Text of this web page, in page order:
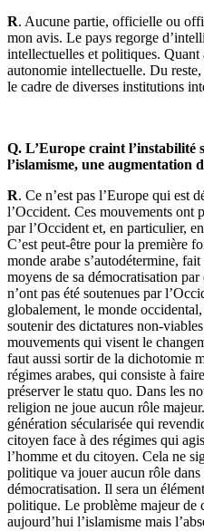
R. Aucune partie, officielle ou
mon avis. Le pays regorge
intellectuelles et politiques.
autonomie intellectuelle. Du
le cadre de diverses institutions
Q. L’Europe craint l’instabilité
l’islamisme, une augmentation
R. Ce n’est pas l’Europe qui est
l’Occident. Ces mouvements ont
par l’Occident et, en particulier,
C’est peut-être pour la première
monde arabe s’autodétermine,
moyens de sa démocratisation
n’ont pas été soutenues par
globalement, le monde
soutenir des dictatures non-
mouvements qui visent le
faut aussi sortir de la dichotomie
régimes arabes, qui consiste à
préserver le statu quo. Dans les
religion ne joue aucun rôle
génération sécularisée qui
citoyen face à des régimes qui
l’homme et du citoyen. Cela ne
politique va jouer aucun rôle dans
démocratisation. Il sera un
politique. Le problème majeur de
aujourd’hui l’islamisme mais